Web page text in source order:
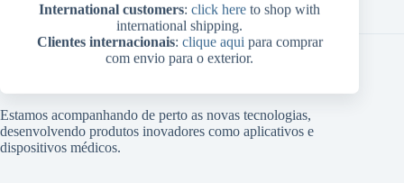
International customers: click here to shop with
international shipping.
Clientes internacionais: clique aqui para comprar
com envio para o exterior.
Home Sobre Nós Produtos Blog
Contato
Minha conta
Estamos acompanhando de perto as novas tecnologias,
desenvolvendo produtos inovadores como aplicativos e
dispositivos médicos.